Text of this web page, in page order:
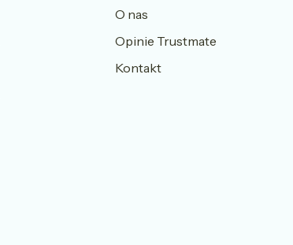
O nas
Opinie Trustmate
Kontakt